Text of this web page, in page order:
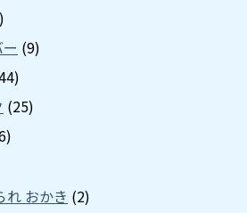
(9)
(25)
れ おかき (2)